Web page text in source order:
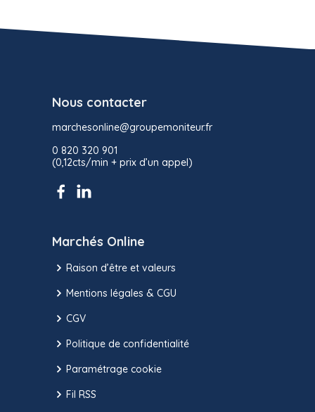
Nous contacter
marchesonline@groupemoniteur.fr
0 820 320 901
(0,12cts/min + prix d’un appel)
Marchés Online
Raison d’être et valeurs
Mentions légales & CGU
CGV
Politique de confidentialité
Paramétrage cookie
Fil RSS